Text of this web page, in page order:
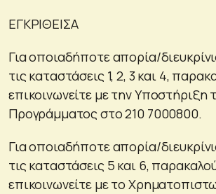
ΕΓΚΡΙΘΕΙΣΑ
Για οποιαδήποτε απορία/
τις καταστάσεις 1, 2, 3 και 4,
επικοινωνείτε με την Υποστήριξη
Προγράμματος στο 210 7000800.
Για οποιαδήποτε απορία/
τις καταστάσεις 5 και 6,
επικοινωνείτε με το